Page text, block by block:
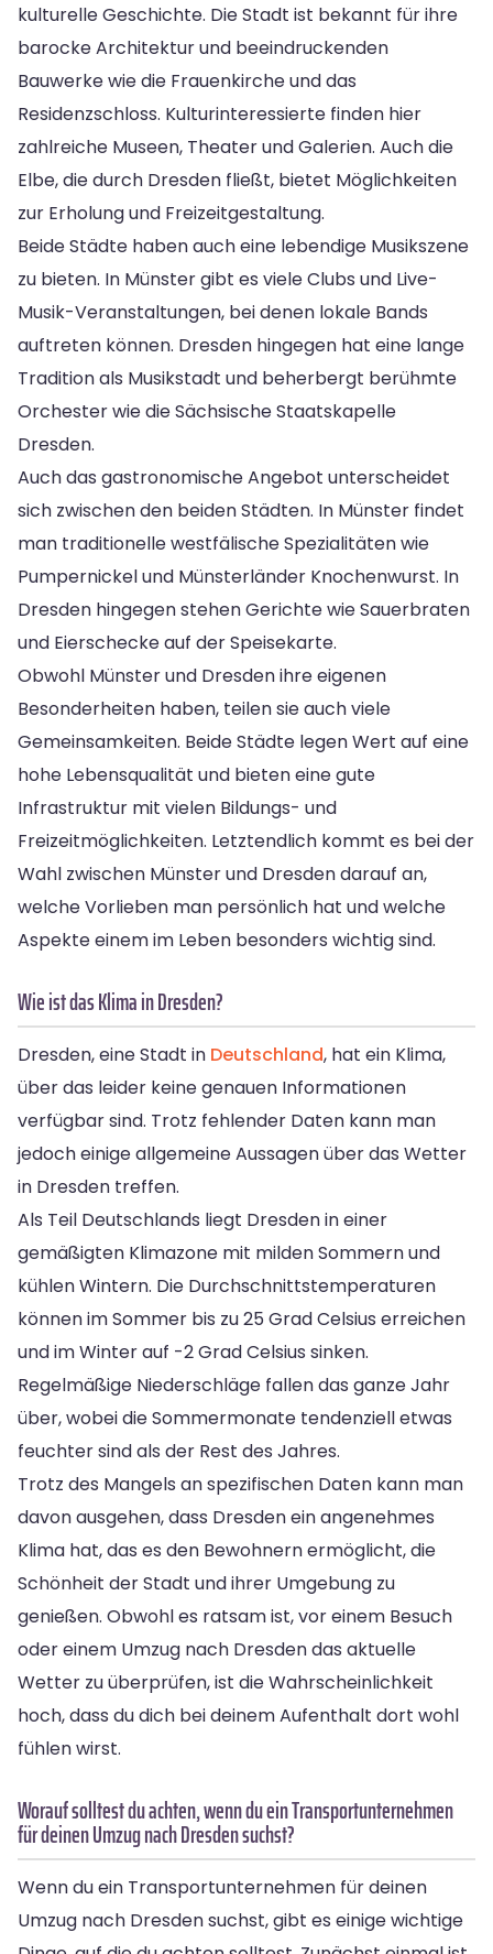
kulturelle Geschichte. Die Stadt ist bekannt für ihre
barocke Architektur und beeindruckenden
Bauwerke wie die Frauenkirche und das
Residenzschloss. Kulturinteressierte finden hier
zahlreiche Museen, Theater und Galerien. Auch die
Elbe, die durch Dresden fließt, bietet Möglichkeiten
zur Erholung und Freizeitgestaltung.
Beide Städte haben auch eine lebendige Musikszene
zu bieten. In Münster gibt es viele Clubs und Live-
Musik-Veranstaltungen, bei denen lokale Bands
auftreten können. Dresden hingegen hat eine lange
Tradition als Musikstadt und beherbergt berühmte
Orchester wie die Sächsische Staatskapelle
Dresden.
Auch das gastronomische Angebot unterscheidet
sich zwischen den beiden Städten. In Münster findet
man traditionelle westfälische Spezialitäten wie
Pumpernickel und Münsterländer Knochenwurst. In
Dresden hingegen stehen Gerichte wie Sauerbraten
und Eierschecke auf der Speisekarte.
Obwohl Münster und Dresden ihre eigenen
Besonderheiten haben, teilen sie auch viele
Gemeinsamkeiten. Beide Städte legen Wert auf eine
hohe Lebensqualität und bieten eine gute
Infrastruktur mit vielen Bildungs- und
Freizeitmöglichkeiten. Letztendlich kommt es bei der
Wahl zwischen Münster und Dresden darauf an,
welche Vorlieben man persönlich hat und welche
Aspekte einem im Leben besonders wichtig sind.
Wie ist das Klima in Dresden?
Dresden, eine Stadt in Deutschland, hat ein Klima,
über das leider keine genauen Informationen
verfügbar sind. Trotz fehlender Daten kann man
jedoch einige allgemeine Aussagen über das Wetter
in Dresden treffen.
Als Teil Deutschlands liegt Dresden in einer
gemäßigten Klimazone mit milden Sommern und
kühlen Wintern. Die Durchschnittstemperaturen
können im Sommer bis zu 25 Grad Celsius erreichen
und im Winter auf -2 Grad Celsius sinken.
Regelmäßige Niederschläge fallen das ganze Jahr
über, wobei die Sommermonate tendenziell etwas
feuchter sind als der Rest des Jahres.
Trotz des Mangels an spezifischen Daten kann man
davon ausgehen, dass Dresden ein angenehmes
Klima hat, das es den Bewohnern ermöglicht, die
Schönheit der Stadt und ihrer Umgebung zu
genießen. Obwohl es ratsam ist, vor einem Besuch
oder einem Umzug nach Dresden das aktuelle
Wetter zu überprüfen, ist die Wahrscheinlichkeit
hoch, dass du dich bei deinem Aufenthalt dort wohl
fühlen wirst.
Worauf solltest du achten, wenn du ein Transportunternehmen
für deinen Umzug nach Dresden suchst?
Wenn du ein Transportunternehmen für deinen
Umzug nach Dresden suchst, gibt es einige wichtige